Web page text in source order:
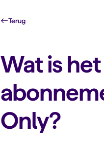
Terug
Wat is
Only?